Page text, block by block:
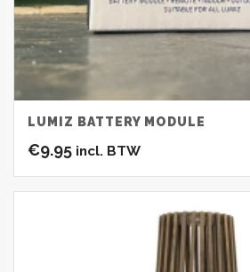
LUMIZ BATTERY MODULE
€9.95 incl. BTW